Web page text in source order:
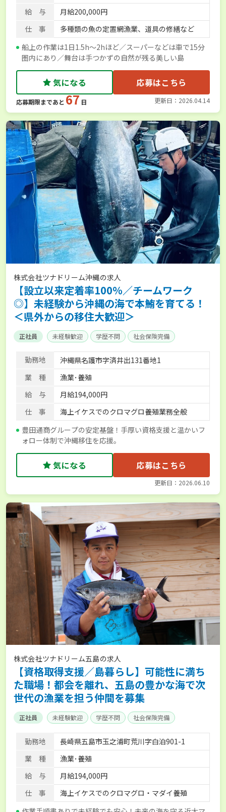
給 与
月給200,000円
仕 事
多種類の魚の定置網漁業、道具の修繕など
船上の作業は1日1.5h～2hほど／スーパーなどは車で15分
圏内にあり／舞台は手つかずの自然が残る美しい島
気になる 応募はこちら
応募期限まであと 67 日 更新日：2026.04.14
株式会社ツナドリーム沖縄の求人
【設立以来定着率100％／チームワーク
◎】未経験から沖縄の海で本鮪を育てる！
＜県外からの移住大歓迎＞
正社員 未経験歓迎 学歴不問 社会保険完備
勤務地
沖縄県名護市字済井出131番地1
業 種
漁業･養殖
給 与
月給194,000円
仕 事
海上イケスでのクロマグロ養殖業務全般
豊田通商グループの安定基盤！手厚い資格支援と温かいフ
ォロー体制で沖縄移住を応援。
気になる 応募はこちら
更新日：2026.06.10
株式会社ツナドリーム五島の求人
【資格取得支援／島暮らし】可能性に満ち
た職場！都会を離れ、五島の豊かな海で次
世代の漁業を担う仲間を募集
正社員 未経験歓迎 学歴不問 社会保険完備
勤務地
長崎県五島市玉之浦町荒川字白泊901-1
業 種
漁業･養殖
給 与
月給194,000円
仕 事
海上イケスでのクロマグロ・マダイ養殖